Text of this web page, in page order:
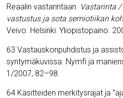
Reaalin vastarintaan. Vastarinta
vastustus ja sota semiotiikan
Veivo. Helsinki: Yliopistopaino.
63 Vastauskonpuhdistus ja
syntymäkuvissa. Nymfi ja
1/2007, 82–98.
64 Käsitteiden merkitysrajat ja